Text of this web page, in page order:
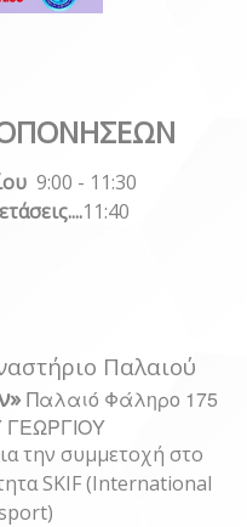
9:00 - 11:30
11:40
Παλαιού
Παλαιό Φάληρο 175
ΓΕΩΡΓΙΟΥ
την συμμετοχή στο
SKIF (International